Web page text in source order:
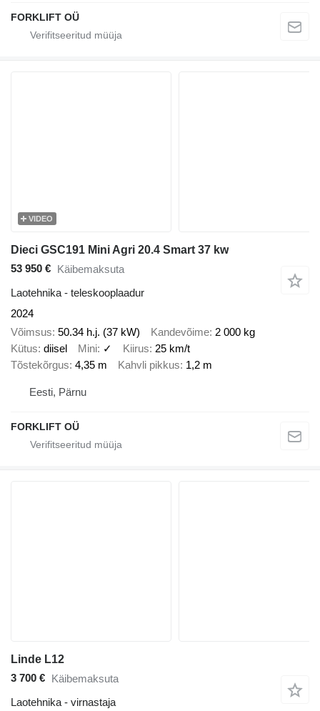
FORKLIFT OÜ
VIDEO
Dieci GSC191 Mini Agri 20.4 Smart 37 kw
53 950 € Käibemaksuta
Laotehnika - teleskooplaadur
2024
Võimsus 50.34 h.j. (37 kW) Kandevõime 2 000 kg
Kütus diisel Mini ✓ Kiirus 25 km/t
Tõstekõrgus 4,35 m Kahvli pikkus 1,2 m
Eesti, Pärnu
FORKLIFT OÜ
Linde L12
3 700 € Käibemaksuta
Laotehnika - virnastaja